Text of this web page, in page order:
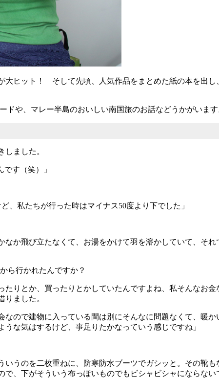
ヒット！ そして先頃、人気作品をまとめた紙の本を出
や、マレー半島のおいしい南国旅のお話などうかがいます
ました。
す（笑）」
、私たちが行った時はマイナス50度より下でした」
か飛び立たなくて、お湯をかけて羽を溶かしていて、そ
ら行かれたんですか？
たりとか、買ったりとかしていたんですよね、私そんなお
ました。
ので建物に入っている間は別にそんなに問題なくて、暖
な気はするけど、事足りたかなっていう感じですね」
うのを二枚重ねに、防寒防水ブーツでガシッと。その靴
で、下がそういう布っぽいものでもビシャビシャにならな